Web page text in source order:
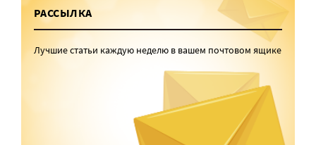
РАССЫЛКА
Лучшие статьи каждую неделю в вашем почтовом ящике